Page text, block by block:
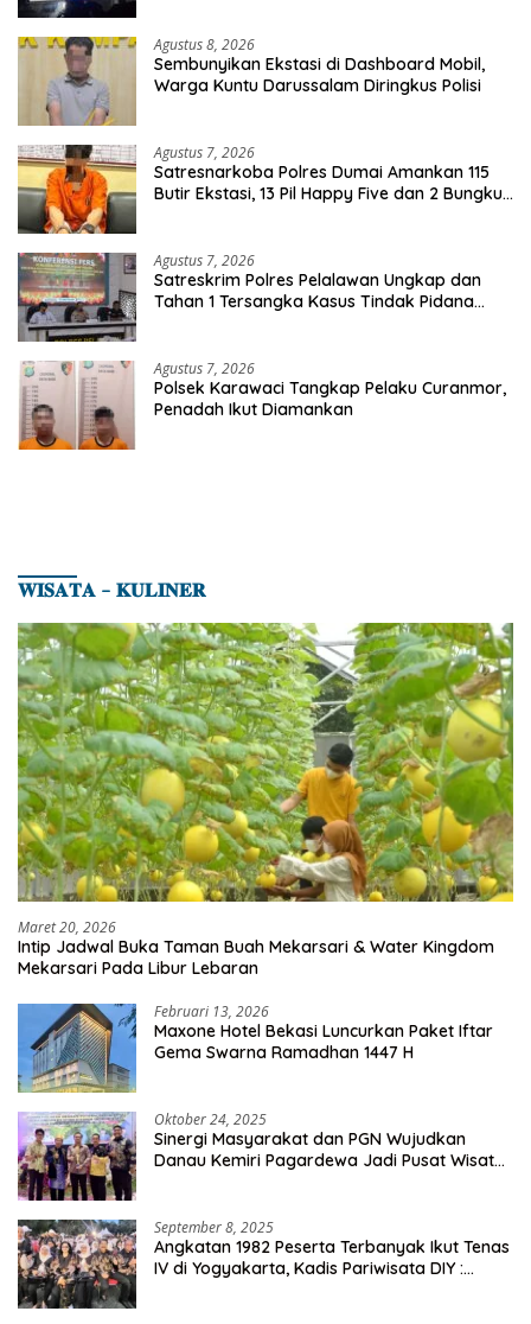
Agustus 8, 2026
Sembunyikan Ekstasi di Dashboard Mobil,
Warga Kuntu Darussalam Diringkus Polisi
Agustus 7, 2026
Satresnarkoba Polres Dumai Amankan 115
Butir Ekstasi, 13 Pil Happy Five dan 2 Bungkus
Agustus 7, 2026
Satreskrim Polres Pelalawan Ungkap dan
Tahan 1 Tersangka Kasus Tindak Pidana
Agustus 7, 2026
Polsek Karawaci Tangkap Pelaku Curanmor,
Penadah Ikut Diamankan
𝐖𝐈𝐒𝐀𝐓𝐀 – 𝐊𝐔𝐋𝐈𝐍𝐄𝐑
Maret 20, 2026
Intip Jadwal Buka Taman Buah Mekarsari & Water Kingdom
Mekarsari Pada Libur Lebaran
Februari 13, 2026
Maxone Hotel Bekasi Luncurkan Paket Iftar
Gema Swarna Ramadhan 1447 H
Oktober 24, 2025
Sinergi Masyarakat dan PGN Wujudkan
Danau Kemiri Pagardewa Jadi Pusat Wisata
September 8, 2025
Angkatan 1982 Peserta Terbanyak Ikut Tenas
IV di Yogyakarta, Kadis Pariwisata DIY :